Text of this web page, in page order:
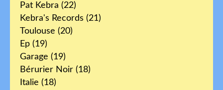
Pat Kebra (22)
Kebra's Records (21)
Toulouse (20)
Ep (19)
Garage (19)
Bérurier Noir (18)
Italie (18)